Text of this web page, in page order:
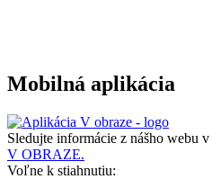
Mobilná aplikácia
Sledujte informácie z nášho webu v
V OBRAZE.
Voľne k stiahnutiu: